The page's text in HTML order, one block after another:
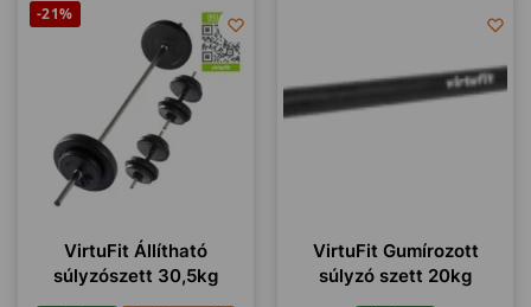
-21%
VirtuFit Állítható
súlyzószett 30,5kg
VirtuFit Gumírozott
súlyzó szett 20kg